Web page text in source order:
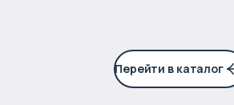
Перейти в каталог